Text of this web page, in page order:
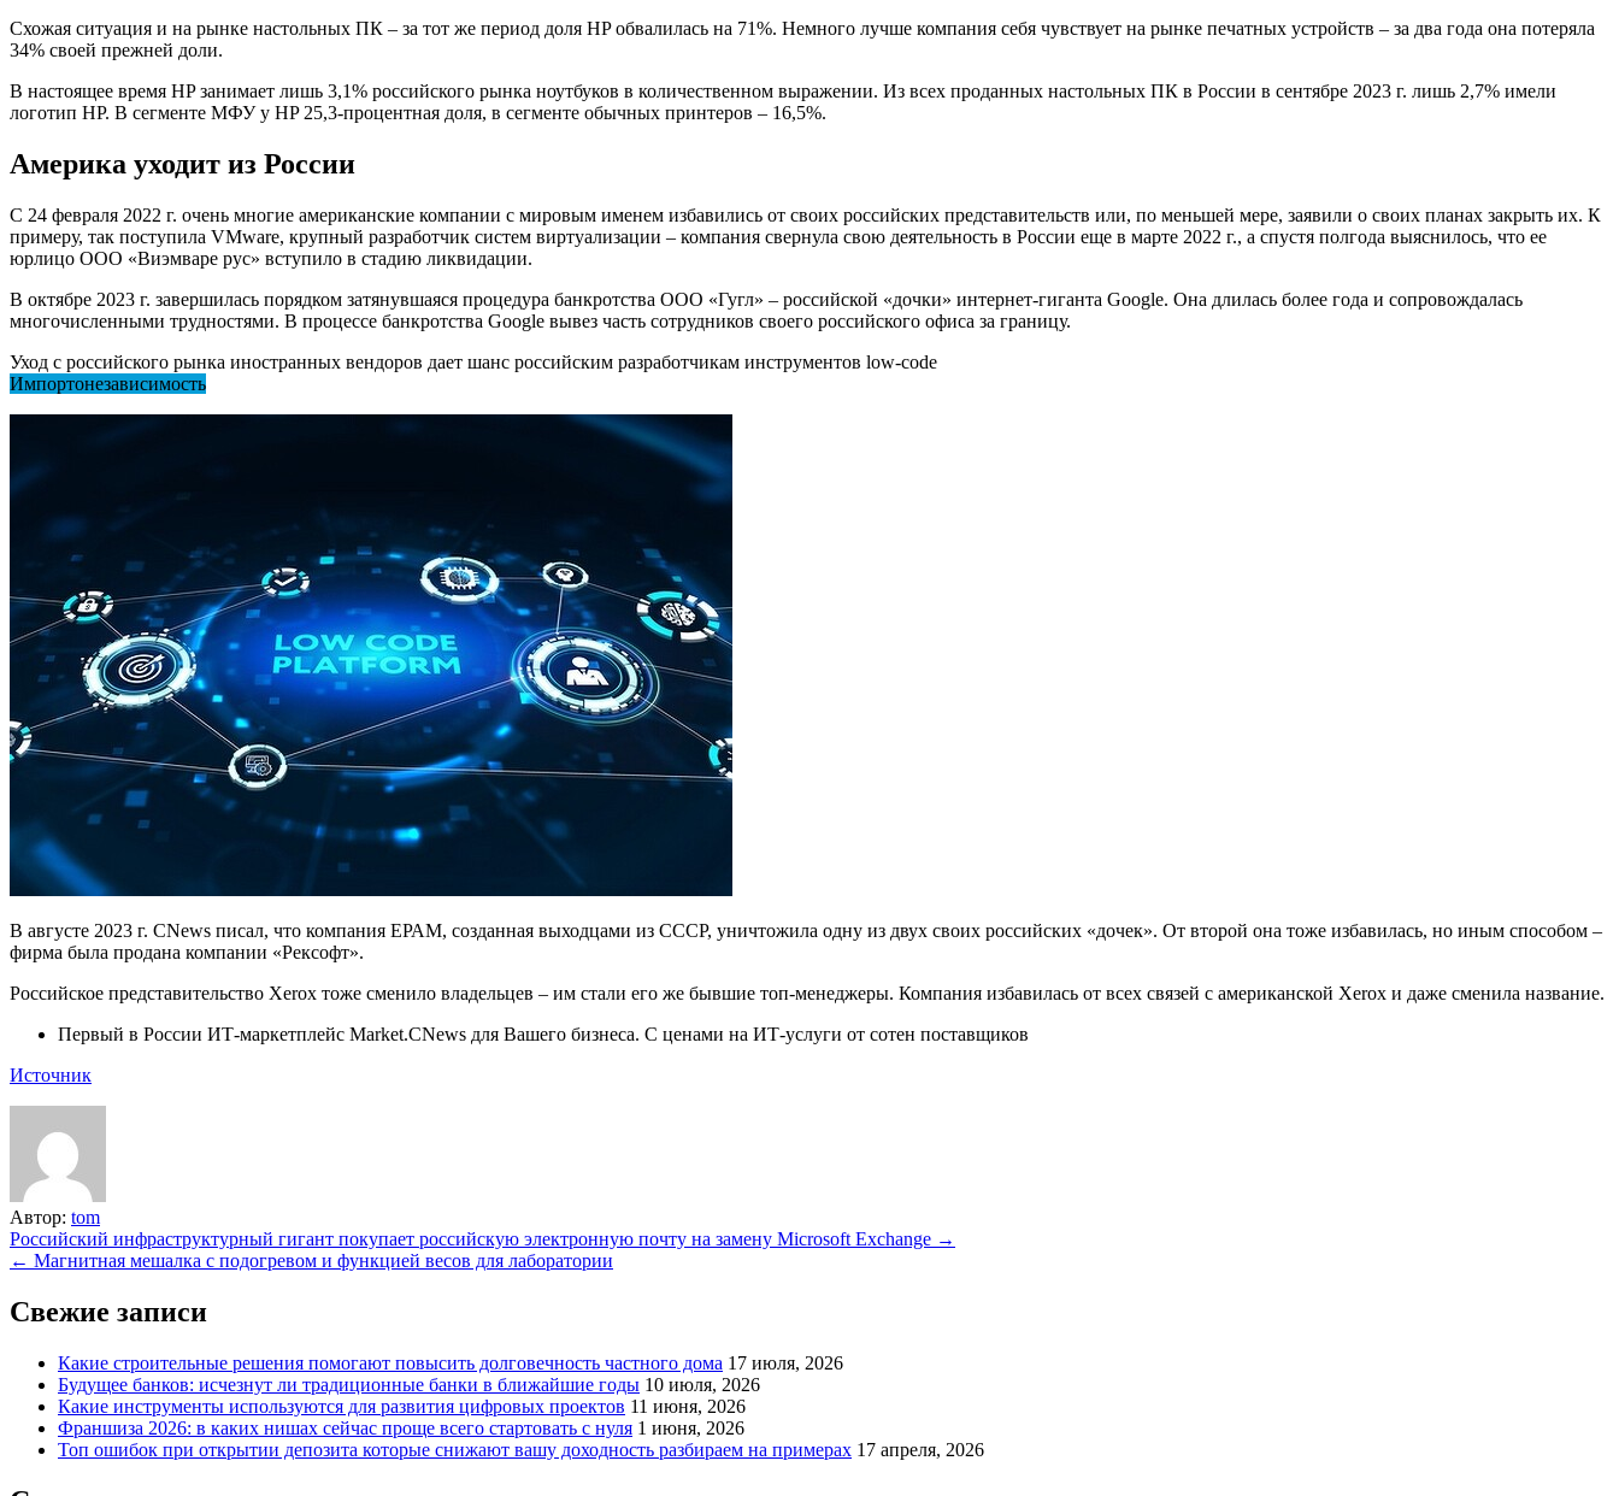
Схожая ситуация и на рынке настольных ПК – за тот же период доля HP обвалилась на 71%. Немного лучше компания себя чувствует на рынке печатных устройств – за два года она потеряла
34% своей прежней доли.
В настоящее время HP занимает лишь 3,1% российского рынка ноутбуков в количественном выражении. Из всех проданных настольных ПК в России в сентябре 2023 г. лишь 2,7% имели
логотип HP. В сегменте МФУ у HP 25,3-процентная доля, в сегменте обычных принтеров – 16,5%.
Америка уходит из России
С 24 февраля 2022 г. очень многие американские компании с мировым именем избавились от своих российских представительств или, по меньшей мере, заявили о своих планах закрыть их. К
примеру, так поступила VMware, крупный разработчик систем виртуализации – компания свернула свою деятельность в России еще в марте 2022 г., а спустя полгода выяснилось, что ее
юрлицо ООО «Виэмваре рус» вступило в стадию ликвидации.
В октябре 2023 г. завершилась порядком затянувшаяся процедура банкротства ООО «Гугл» – российской «дочки» интернет-гиганта Google. Она длилась более года и сопровождалась
многочисленными трудностями. В процессе банкротства Google вывез часть сотрудников своего российского офиса за границу.
Уход с российского рынка иностранных вендоров дает шанс российским разработчикам инструментов low-code
Импортонезависимость
В августе 2023 г. CNews писал, что компания ЕРАМ, созданная выходцами из СССР, уничтожила одну из двух своих российских «дочек». От второй она тоже избавилась, но иным способом –
фирма была продана компании «Рексофт».
Российское представительство Xerox тоже сменило владельцев – им стали его же бывшие топ-менеджеры. Компания избавилась от всех связей с американской Xerox и даже сменила название.
Первый в России ИТ-маркетплейс Market.CNews для Вашего бизнеса. С ценами на ИТ-услуги от сотен поставщиков
Источник
Автор: tom
Навигация
по
записям
Российский инфраструктурный гигант покупает российскую электронную почту на замену Microsoft Exchange →
← Магнитная мешалка с подогревом и функцией весов для лаборатории
Свежие записи
Какие строительные решения помогают повысить долговечность частного дома 17 июля, 2026
Будущее банков: исчезнут ли традиционные банки в ближайшие годы 10 июля, 2026
Какие инструменты используются для развития цифровых проектов 11 июня, 2026
Франшиза 2026: в каких нишах сейчас проще всего стартовать с нуля 1 июня, 2026
Топ ошибок при открытии депозита которые снижают вашу доходность разбираем на примерах 17 апреля, 2026